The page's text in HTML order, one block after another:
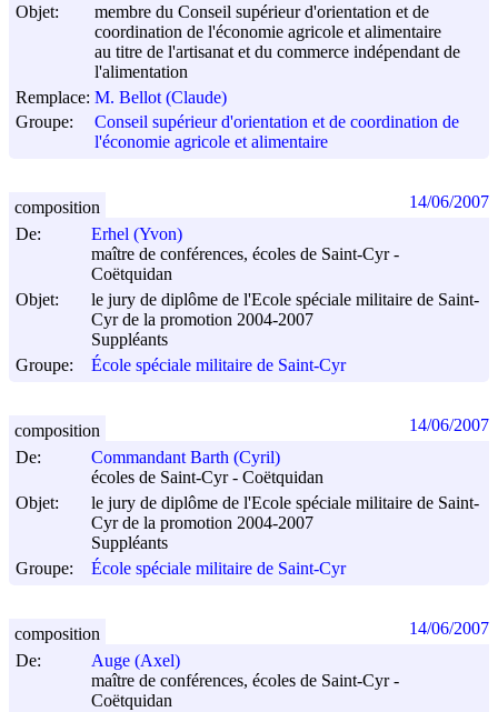
Objet:
membre du Conseil supérieur d'orientation et de
coordination de l'économie agricole et alimentaire
au titre de l'artisanat et du commerce indépendant de
l'alimentation
Remplace: M. Bellot (Claude)
Groupe:
Conseil supérieur d'orientation et de coordination de
l'économie agricole et alimentaire
De:
Erhel (Yvon)
maître de conférences, écoles de Saint-Cyr -
Coëtquidan
Objet:
le jury de diplôme de l'Ecole spéciale militaire de Saint-
Cyr de la promotion 2004-2007
Suppléants
Groupe:
École spéciale militaire de Saint-Cyr
composition 14/06/2007
De:
Commandant Barth (Cyril)
écoles de Saint-Cyr - Coëtquidan
Objet:
le jury de diplôme de l'Ecole spéciale militaire de Saint-
Cyr de la promotion 2004-2007
Suppléants
Groupe:
École spéciale militaire de Saint-Cyr
composition 14/06/2007
De:
Auge (Axel)
maître de conférences, écoles de Saint-Cyr -
Coëtquidan
composition 14/06/2007